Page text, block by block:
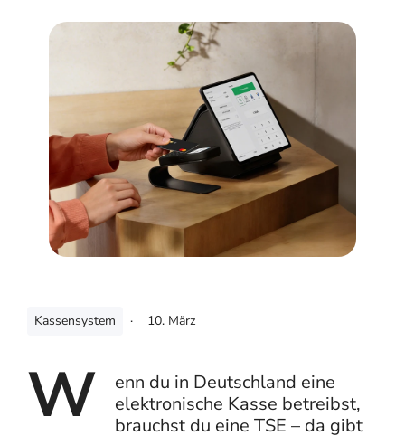
Kassensystem · 10. März
W
enn du in Deutschland eine
elektronische Kasse betreibst,
brauchst du eine TSE – da gibt